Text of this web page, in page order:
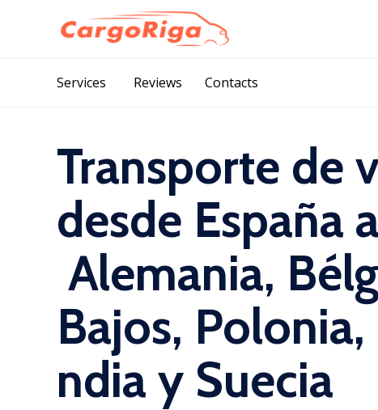
Services Reviews Contacts
Transporte de
desde España
Alemania,
Bajos,
ndia y Suecia